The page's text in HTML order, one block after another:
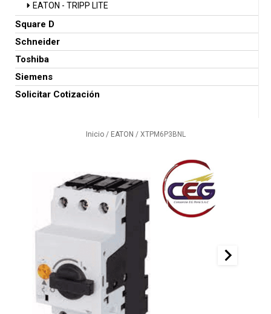
EATON - TRIPP LITE
Square D
Schneider
Toshiba
Siemens
Solicitar Cotización
Inicio/ EATON / XTPM6P3BNL